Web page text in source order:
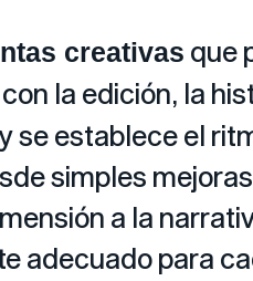
creativas que
la edición, la
se establece el
simples
a la
adecuado para